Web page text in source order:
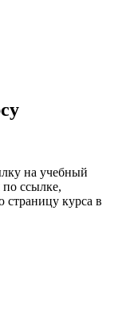
на учебный
ссылке,
страницу курса в